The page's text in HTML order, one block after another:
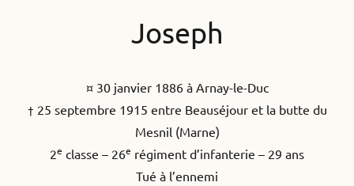
Joseph
¤ 30 janvier 1886 à Arnay-le-Duc
† 25 septembre 1915 entre Beauséjour et la butte du
Mesnil (Marne)
2e classe – 26e régiment d’infanterie – 29 ans
Tué à l’ennemi